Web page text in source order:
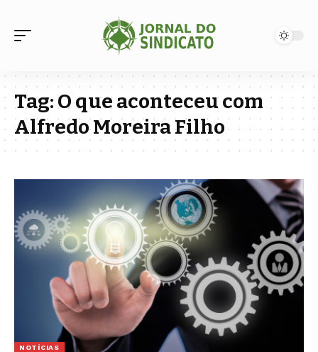
Tag:O que aconteceu com
Alfredo Moreira Filho
NOTÍCIAS